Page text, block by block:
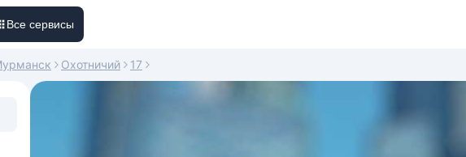
Все сервисы
Охотничий 17